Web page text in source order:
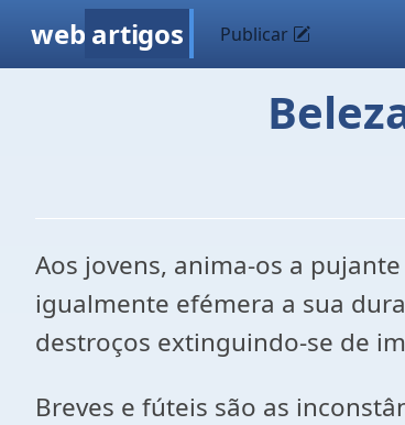
web artigos Publicar
Aos jovens, anima-os a
igualmente efémera a sua
destroços extinguindo-se de
Breves e fúteis são as